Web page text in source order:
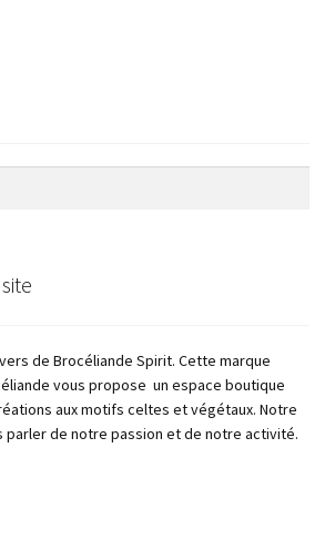
de Brocéliande Spirit. Cette marque
vous propose un espace boutique
aux motifs celtes et végétaux. Notre
parler de notre passion et de notre activité.